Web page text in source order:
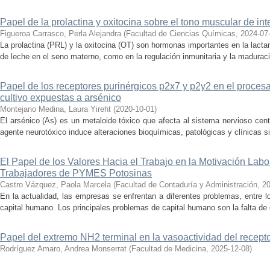
Papel de la prolactina y oxitocina sobre el tono muscular de
Figueroa Carrasco, Perla Alejandra (Facultad de Ciencias Químicas, 2024-
La prolactina (PRL) y la oxitocina (OT) son hormonas importantes en la
de leche en el seno materno, como en la regulación inmunitaria y la
Papel de los receptores purinérgicos p2x7 y p2y2 en el
cultivo expuestas a arsénico
Montejano Medina, Laura Yireht (2020-10-01)
El arsénico (As) es un metaloide tóxico que afecta al sistema nervioso
agente neurotóxico induce alteraciones bioquímicas, patológicas y clínicas
El Papel de los Valores Hacia el Trabajo en la Motivación
Trabajadores de PYMES Potosinas
Castro Vázquez, Paola Marcela (Facultad de Contaduría y Administración,
En la actualidad, las empresas se enfrentan a diferentes problemas, entre
capital humano. Los principales problemas de capital humano son la falta
Papel del extremo NH2 terminal en la vasoactividad del
Rodríguez Amaro, Andrea Monserrat (Facultad de Medicina, 2025-12-08)